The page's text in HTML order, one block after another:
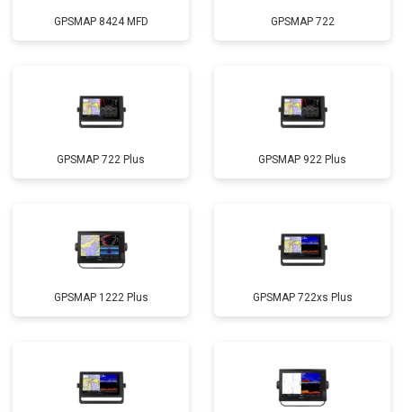
GPSMAP 8424 MFD GPSMAP 722
GPSMAP 722 Plus GPSMAP 922 Plus
GPSMAP 1222 Plus GPSMAP 722xs Plus